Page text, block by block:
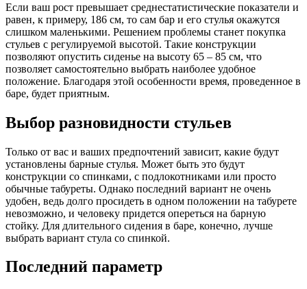
Если ваш рост превышает среднестатистические показатели и
равен, к примеру, 186 см, то сам бар и его стулья окажутся
слишком маленькими. Решением проблемы станет покупка
стульев с регулируемой высотой. Такие конструкции
позволяют опустить сиденье на высоту 65 – 85 см, что
позволяет самостоятельно выбрать наиболее удобное
положение. Благодаря этой особенности время, проведенное в
баре, будет приятным.
Выбор разновидности стульев
Только от вас и ваших предпочтений зависит, какие будут
установлены барные стулья. Может быть это будут
конструкции со спинками, с подлокотниками или просто
обычные табуреты. Однако последний вариант не очень
удобен, ведь долго просидеть в одном положении на табурете
невозможно, и человеку придется опереться на барную
стойку. Для длительного сидения в баре, конечно, лучше
выбрать вариант стула со спинкой.
Последний параметр